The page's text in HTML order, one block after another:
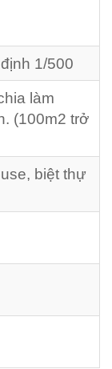
1/500
làm
(100m2 trở
biệt thự